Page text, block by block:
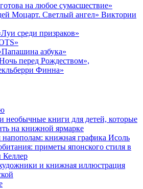
на любое сумасшествие»
Моцарт. Светлый ангел» Виктории
среди призраков»
азбука»
перед Рождеством»,
Финна»
необычные книги для детей, которые
на книжной ярмарке
книжная графика Исоль
приметы японского стиля в
Келлер
и книжная иллюстрация